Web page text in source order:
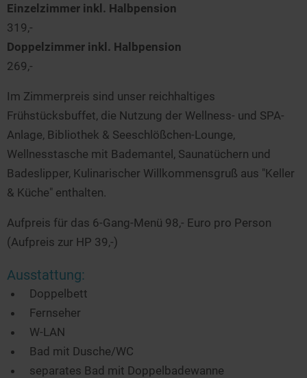
Einzelzimmer inkl. Halbpension
319,-
Doppelzimmer inkl. Halbpension
269,-
Im Zimmerpreis sind unser reichhaltiges
Frühstücksbuffet, die Nutzung der Wellness- und SPA-
Anlage, Bibliothek & Seeschlößchen-Lounge,
Wellnesstasche mit Bademantel, Saunatüchern und
Badeslipper, Kulinarischer Willkommensgruß aus "Keller
& Küche" enthalten.
Aufpreis für das 6-Gang-Menü 98,- Euro pro Person
(Aufpreis zur HP 39,-)
Ausstattung:
Doppelbett
Fernseher
W-LAN
Bad mit Dusche/WC
separates Bad mit Doppelbadewanne